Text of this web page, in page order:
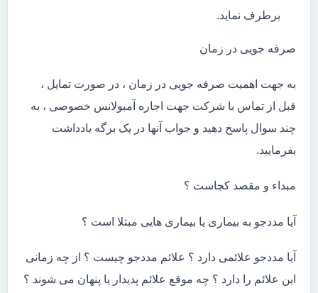
برطرف نماید.
صرفه جویی در زمان
به جهت اهمیت صرفه جویی در زمان ، در صورت تمایل ،
قبل از تماس با شرکت جهت اجاره آمبولانس خصوصی ، به
چند سوال پاسخ دهید و جواب آنها در یک برگه یادداشت
بفرمایید.
مبداء و مقصد کجاست ؟
آیا مددجو به بیماری یا بیماری هایی مبتلا است ؟
آیا مددجو علائمی دارد ؟ علائم مددجو چیست ؟ از چه زمانی
این علائم را دارد ؟ چه موقع علائم پدیدار یا پنهان می شوند ؟